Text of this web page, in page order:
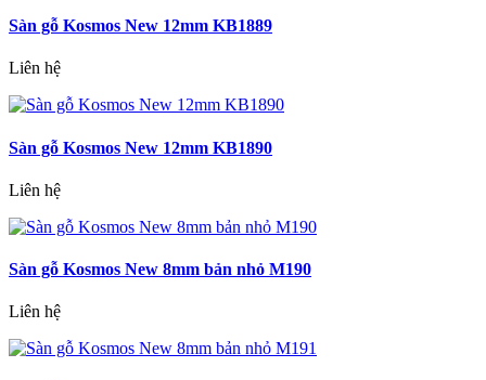
Sàn gỗ Kosmos New 12mm KB1889
Liên hệ
Sàn gỗ Kosmos New 12mm KB1890
Liên hệ
Sàn gỗ Kosmos New 8mm bản nhỏ M190
Liên hệ